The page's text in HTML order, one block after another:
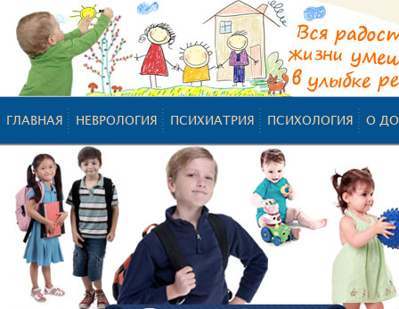
ГЛАВНАЯ НЕВРОЛОГИЯ ПСИХИАТРИЯ ПСИХОЛОГИЯ О